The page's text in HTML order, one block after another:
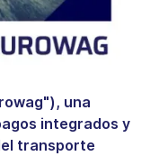
una
integrados y
transporte